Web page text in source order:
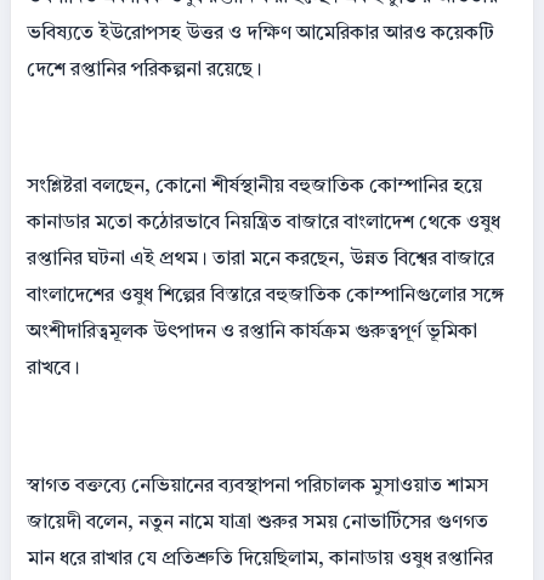
ভবিষ্যতে ইউরোপসহ উত্তর ও দক্ষিণ আমেরিকার আরও কয়েকটি
দেশে রপ্তানির পরিকল্পনা রয়েছে।
সংশ্লিষ্টরা বলছেন, কোনো শীর্ষস্থানীয় বহুজাতিক কোম্পানির হয়ে
কানাডার মতো কঠোরভাবে নিয়ন্ত্রিত বাজারে বাংলাদেশ থেকে ওষুধ
রপ্তানির ঘটনা এই প্রথম। তারা মনে করছেন, উন্নত বিশ্বের বাজারে
বাংলাদেশের ওষুধ শিল্পের বিস্তারে বহুজাতিক কোম্পানিগুলোর সঙ্গে
অংশীদারিত্বমূলক উৎপাদন ও রপ্তানি কার্যক্রম গুরুত্বপূর্ণ ভূমিকা
রাখবে।
স্বাগত বক্তব্যে নেভিয়ানের ব্যবস্থাপনা পরিচালক মুসাওয়াত শামস
জায়েদী বলেন, নতুন নামে যাত্রা শুরুর সময় নোভার্টিসের গুণগত
মান ধরে রাখার যে প্রতিশ্রুতি দিয়েছিলাম, কানাডায় ওষুধ রপ্তানির